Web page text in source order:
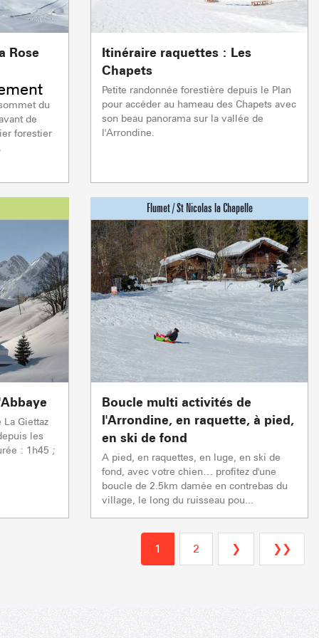
À LA FERME
Ouverte
TSF TETE TORRAZ En préparation
Autres 1/1
Ouverte
Ouverte
Remontées mécaniques 0/1
Fermée
Rose
du
de
forestier
Itinéraire raquettes : Les
Chapets
Petite randonnée forestière depuis le Plan
pour accéder au hameau des Chapets avec
son beau panorama sur la vallée de
l'Arrondine.
La Giettaz
les
: 1h45 ;
Boucle multi activités de
l'Arrondine, en raquette, à pied,
en ski de fond
A pied, en raquettes, en luge, en ski de
fond, avec votre chien… profitez d'une
boucle de 2.5km damée en contrebas du
village, le long du ruisseau pou...
1 2 ❯ ❯❯